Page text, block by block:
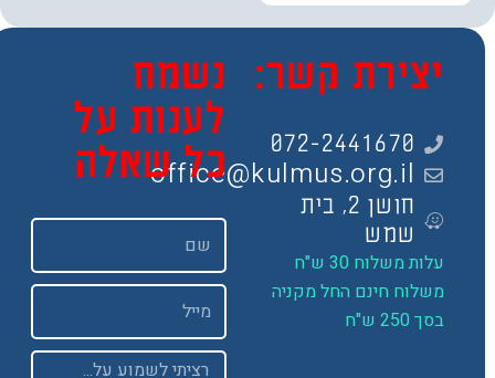
קשר:
072-2441670
office@kulmus.org.il
חושן 2, בית
שמש
משלוח 30 ש"ח
חינם החל מקניה
נשמח
לענות על
כל שאלה
Email
Message